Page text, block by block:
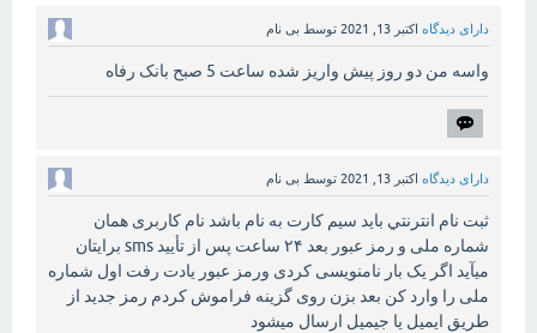
دارای دیدگاه اکتبر 13, 2021 توسط بی نام
واسه من دو روز پیش واریز شده ساعت 5 صبح بانک رفاه
دارای دیدگاه اکتبر 13, 2021 توسط بی نام
ثبت نام انترنتي باید سیم کارت به نام باشد نام کاربری همان
شماره ملی و رمز عبور بعد ۲۴ ساعت پس از تأیید sms برایتان
میآید اگر یک بار نامنویسی کردی ورمز عبور یادت رفت اول شماره
ملی را وارد کن بعد بزن روی گزینه فراموش کردم رمز جدید از
طریق ایمیل یا جیمیل ارسال میشود